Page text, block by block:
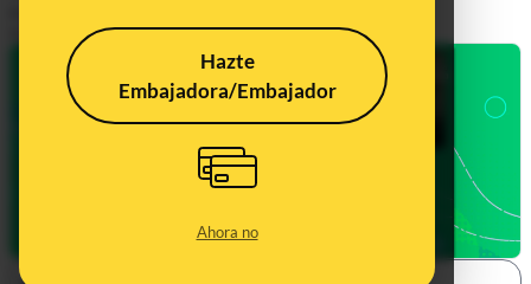
Hazte
Embajadora/Embajador
Ahora no
Actualizado elMar 20, 2024, 12:37:00 PM